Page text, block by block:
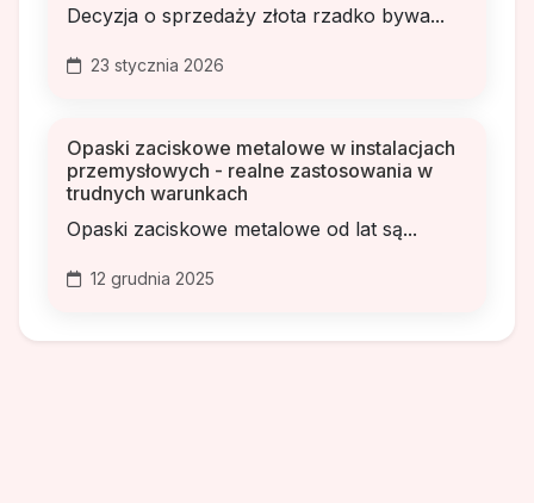
Decyzja o sprzedaży złota rzadko bywa...
23 stycznia 2026
Opaski zaciskowe metalowe w instalacjach
przemysłowych - realne zastosowania w
trudnych warunkach
Opaski zaciskowe metalowe od lat są...
12 grudnia 2025